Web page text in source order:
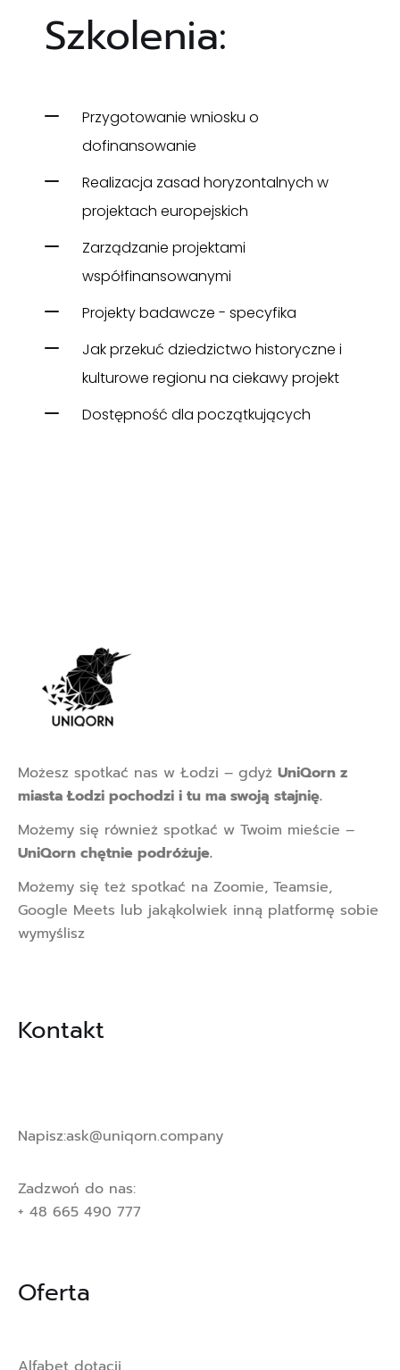
Szkolenia:
Przygotowanie wniosku o
dofinansowanie
Realizacja zasad horyzontalnych w
projektach europejskich
Zarządzanie projektami
współfinansowanymi
Projekty badawcze - specyfika
Jak przekuć dziedzictwo historyczne i
kulturowe regionu na ciekawy projekt
Dostępność dla początkujących
Możesz spotkać nas w Łodzi – gdyż UniQorn z
miasta Łodzi pochodzi i tu ma swoją stajnię.
Możemy się również spotkać w Twoim mieście –
UniQorn chętnie podróżuje.
Możemy się też spotkać na Zoomie, Teamsie,
Google Meets lub jakąkolwiek inną platformę sobie
wymyślisz
Kontakt
Napisz:ask@uniqorn.company
Zadzwoń do nas:
+ 48 665 490 777
Oferta